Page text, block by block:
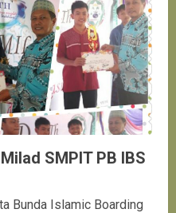
SMPIT PB IBS
Bunda Islamic Boarding